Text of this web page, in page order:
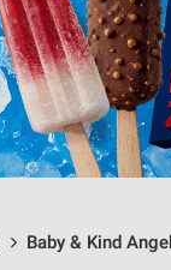
Baby & Kind